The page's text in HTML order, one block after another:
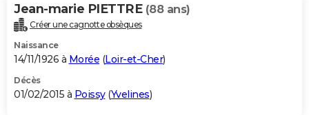
Jean-marie PIETTRE (88 ans)
Créer une cagnotte obsèques
Naissance
14/11/1926 à Morée (Loir-et-Cher)
Décès
01/02/2015 à Poissy(Yvelines)